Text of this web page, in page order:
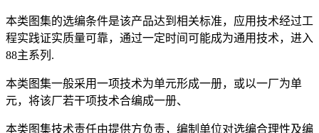
本类图集的选编条件是该产品达到相关标准，应用技术经过工
程实践证实质量可靠，通过一定时间可能成为通用技术，进入
88主系列.
本类图集一般采用一项技术为单元形成一册，或以一厂为单
元，将该厂若干项技术合编成一册、
本类图集技术责任由提供方负责，编制单位对选编合理性及编